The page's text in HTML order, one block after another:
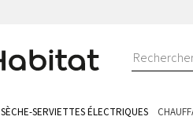
SÈCHE-SERVIETTES ÉLECTRIQUES